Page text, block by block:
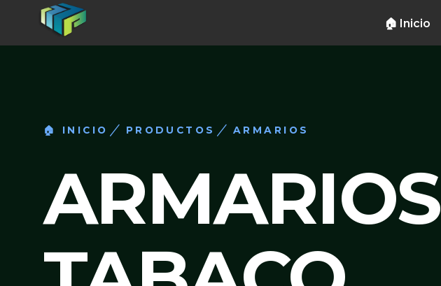
🏠 Inicio
🏠 INICIO PRODUCTOS ARMARIOS
ARMARIOS